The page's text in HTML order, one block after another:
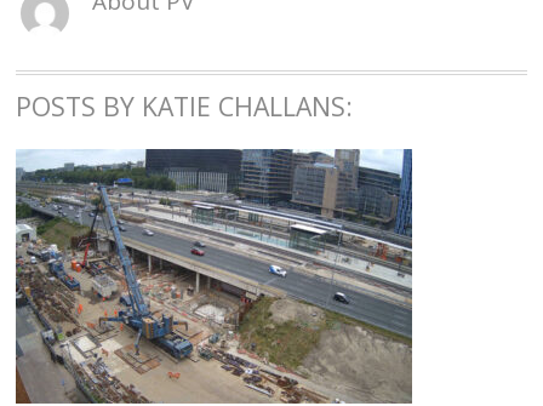
POSTS BY KATIE CHALLANS: